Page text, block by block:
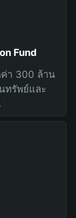
Fund
า 300 ล้าน
ทรัพย์และ